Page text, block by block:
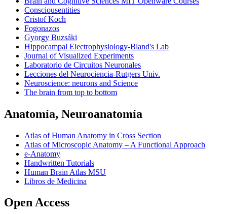
Consciousentities
Cristof Koch
Fogonazos
Gyorgy Buzsáki
Hippocampal Electrophysiology-Bland's Lab
Journal of Visualized Experiments
Laboratorio de Circuitos Neuronales
Lecciones del Neurociencia-Rutgers Univ.
Neuroscience: neurons and Science
The brain from top to bottom
Anatomía, Neuroanatomía
Atlas of Human Anatomy in Cross Section
Atlas of Microscopic Anatomy – A Functional Approach
e-Anatomy
Handwritten Tutorials
Human Brain Atlas MSU
Libros de Medicina
Open Access